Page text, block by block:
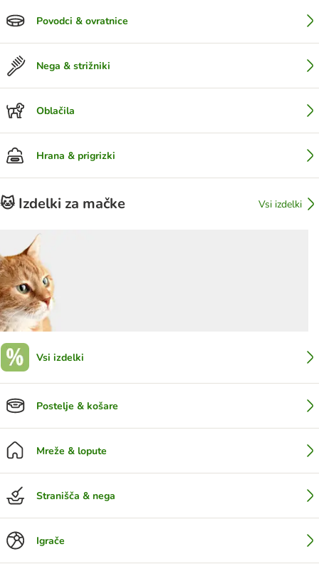
Povodci & ovratnice
Nega & strižniki
Oblačila
Hrana & prigrizki
🐱 Izdelki za mačke Vsi izdelki
Vsi izdelki
Postelje & košare
Mreže & lopute
Stranišča & nega
Igrače